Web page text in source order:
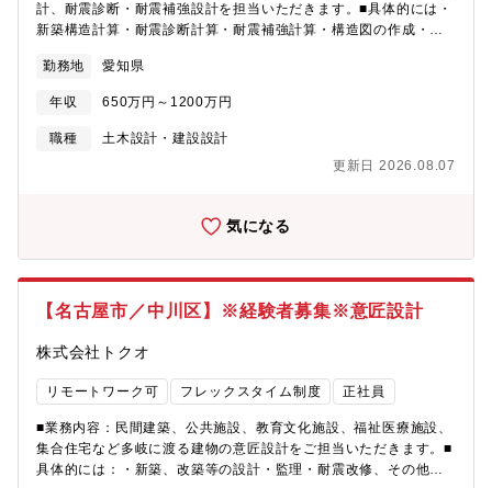
計、耐震診断・耐震補強設計を担当いただきます。■具体的には・
新築構造計算・耐震診断計算・耐震補強計算・構造図の作成・発
請業務・各種検査の立ち合い■魅力・特徴・同社はフレックス制度
や在宅勤務制度の導入や年間休日数の増加など、社員が働きやす
さを向上させる取り組みを積極的に導入しております。・近年
は、民間施設の企画・設計・監理へも参画しており、今後は新築
設・教育文化施設・福祉医療施設、集合住宅など様々な建物の基
様や利用者の想いを細部まで汲み取り、周辺環境や景観にも配慮
した設計を行います。■テクノプロＨＤグループ会社エンジニア人
材派遣国内最大手の東証プライム上場企業であるテクノプロHDグ
ループ会社のため、安定した経営基盤があります。2018年7月に
テクノプロHDに参画しました。当時より同社は、本社がある愛知
県内では歴史のある設計事務所として、大きな案件を入札してお
りました。株式会社テクノプロ・コンストラクション様は施工管
理案件を多く携わっていたため、安定性のある設計事務所をHDグ
ループに参画させることで、お互いより安定した案件の受注、安
定基盤を整えられると考え、同社に声がかかりました。同社とし
ても、テクノプロHDに参画したことで、より安定した案件受注、
従業員の長期就業の安定性の確保ができています。■同社が大事に
していること会社を大きくし、売り上げを伸ばすことも大事だと
勤務地 愛知県
年収 650万円～1200万円
職種
土木設計・建設設計
更新日 2026.08.07
気になる
【名古屋市／中川区】※経験者募集※意匠設計
株式会社トクオ
リモートワーク可 フレックスタイム制度 正社員
■業務内容：民間建築、公共施設、教育文化施設、福祉医療施設、
集合住宅など多岐に渡る建物の意匠設計をご担当いただきます。■
具体的には：・新築、改築等の設計・監理・耐震改修、その他改